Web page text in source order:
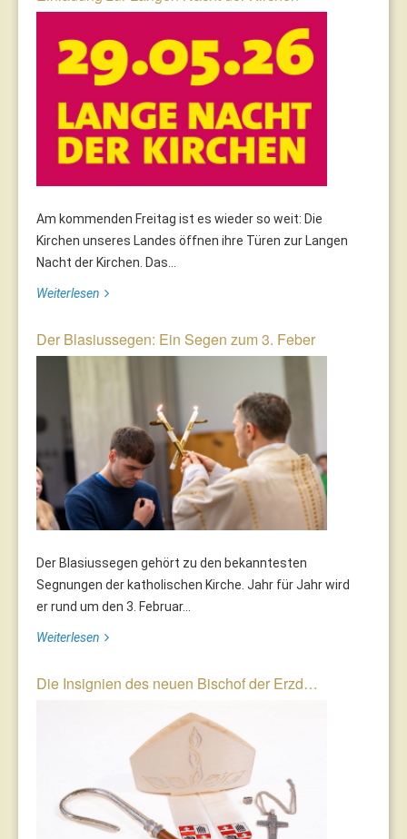
Am kommenden Freitag ist es wieder so weit: Die
Kirchen unseres Landes öffnen ihre Türen zur Langen
Nacht der Kirchen. Das...
Weiterlesen
Der Blasiussegen: Ein Segen zum 3. Feber
Der Blasiussegen gehört zu den bekanntesten
Segnungen der katholischen Kirche. Jahr für Jahr wird
er rund um den 3. Februar...
Weiterlesen
Die Insignien des neuen Bischof der Erzd…